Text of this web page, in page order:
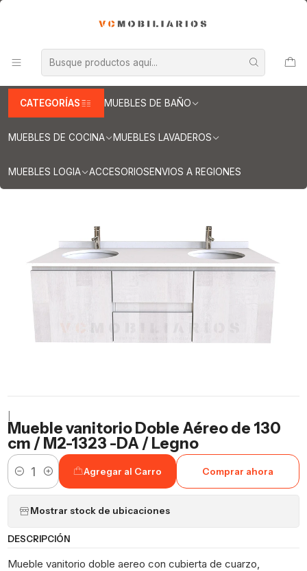
CATEGORÍAS MUEBLES DE BAÑO
MUEBLES DE COCINA MUEBLES LAVADEROS
MUEBLES LOGIA ACCESORIOSENVIOS A REGIONES
Muebles vanitorios aereo doble
Mueble vanitorios aereo - Doble de cuarzo
Muebles vanitorios aereo doble cuarzo / 130 cm
Mueble vanitorio Doble Aéreo de 130 cm / M2-1323 -DA / Legno
Mueble vanitorio Doble Aéreo de 130
cm / M2-1323 -DA / Legno
Cantidad
Agregar al Carro Comprar ahora
Mostrar stock de ubicaciones
DESCRIPCIÓN
Mueble vanitorio doble aereo con cubierta de cuarzo,